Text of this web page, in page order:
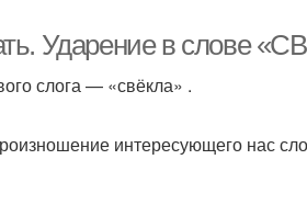
Ударение в слове
сло­га — «свёк­ла» .
инте­ре­су­ю­ще­го нас